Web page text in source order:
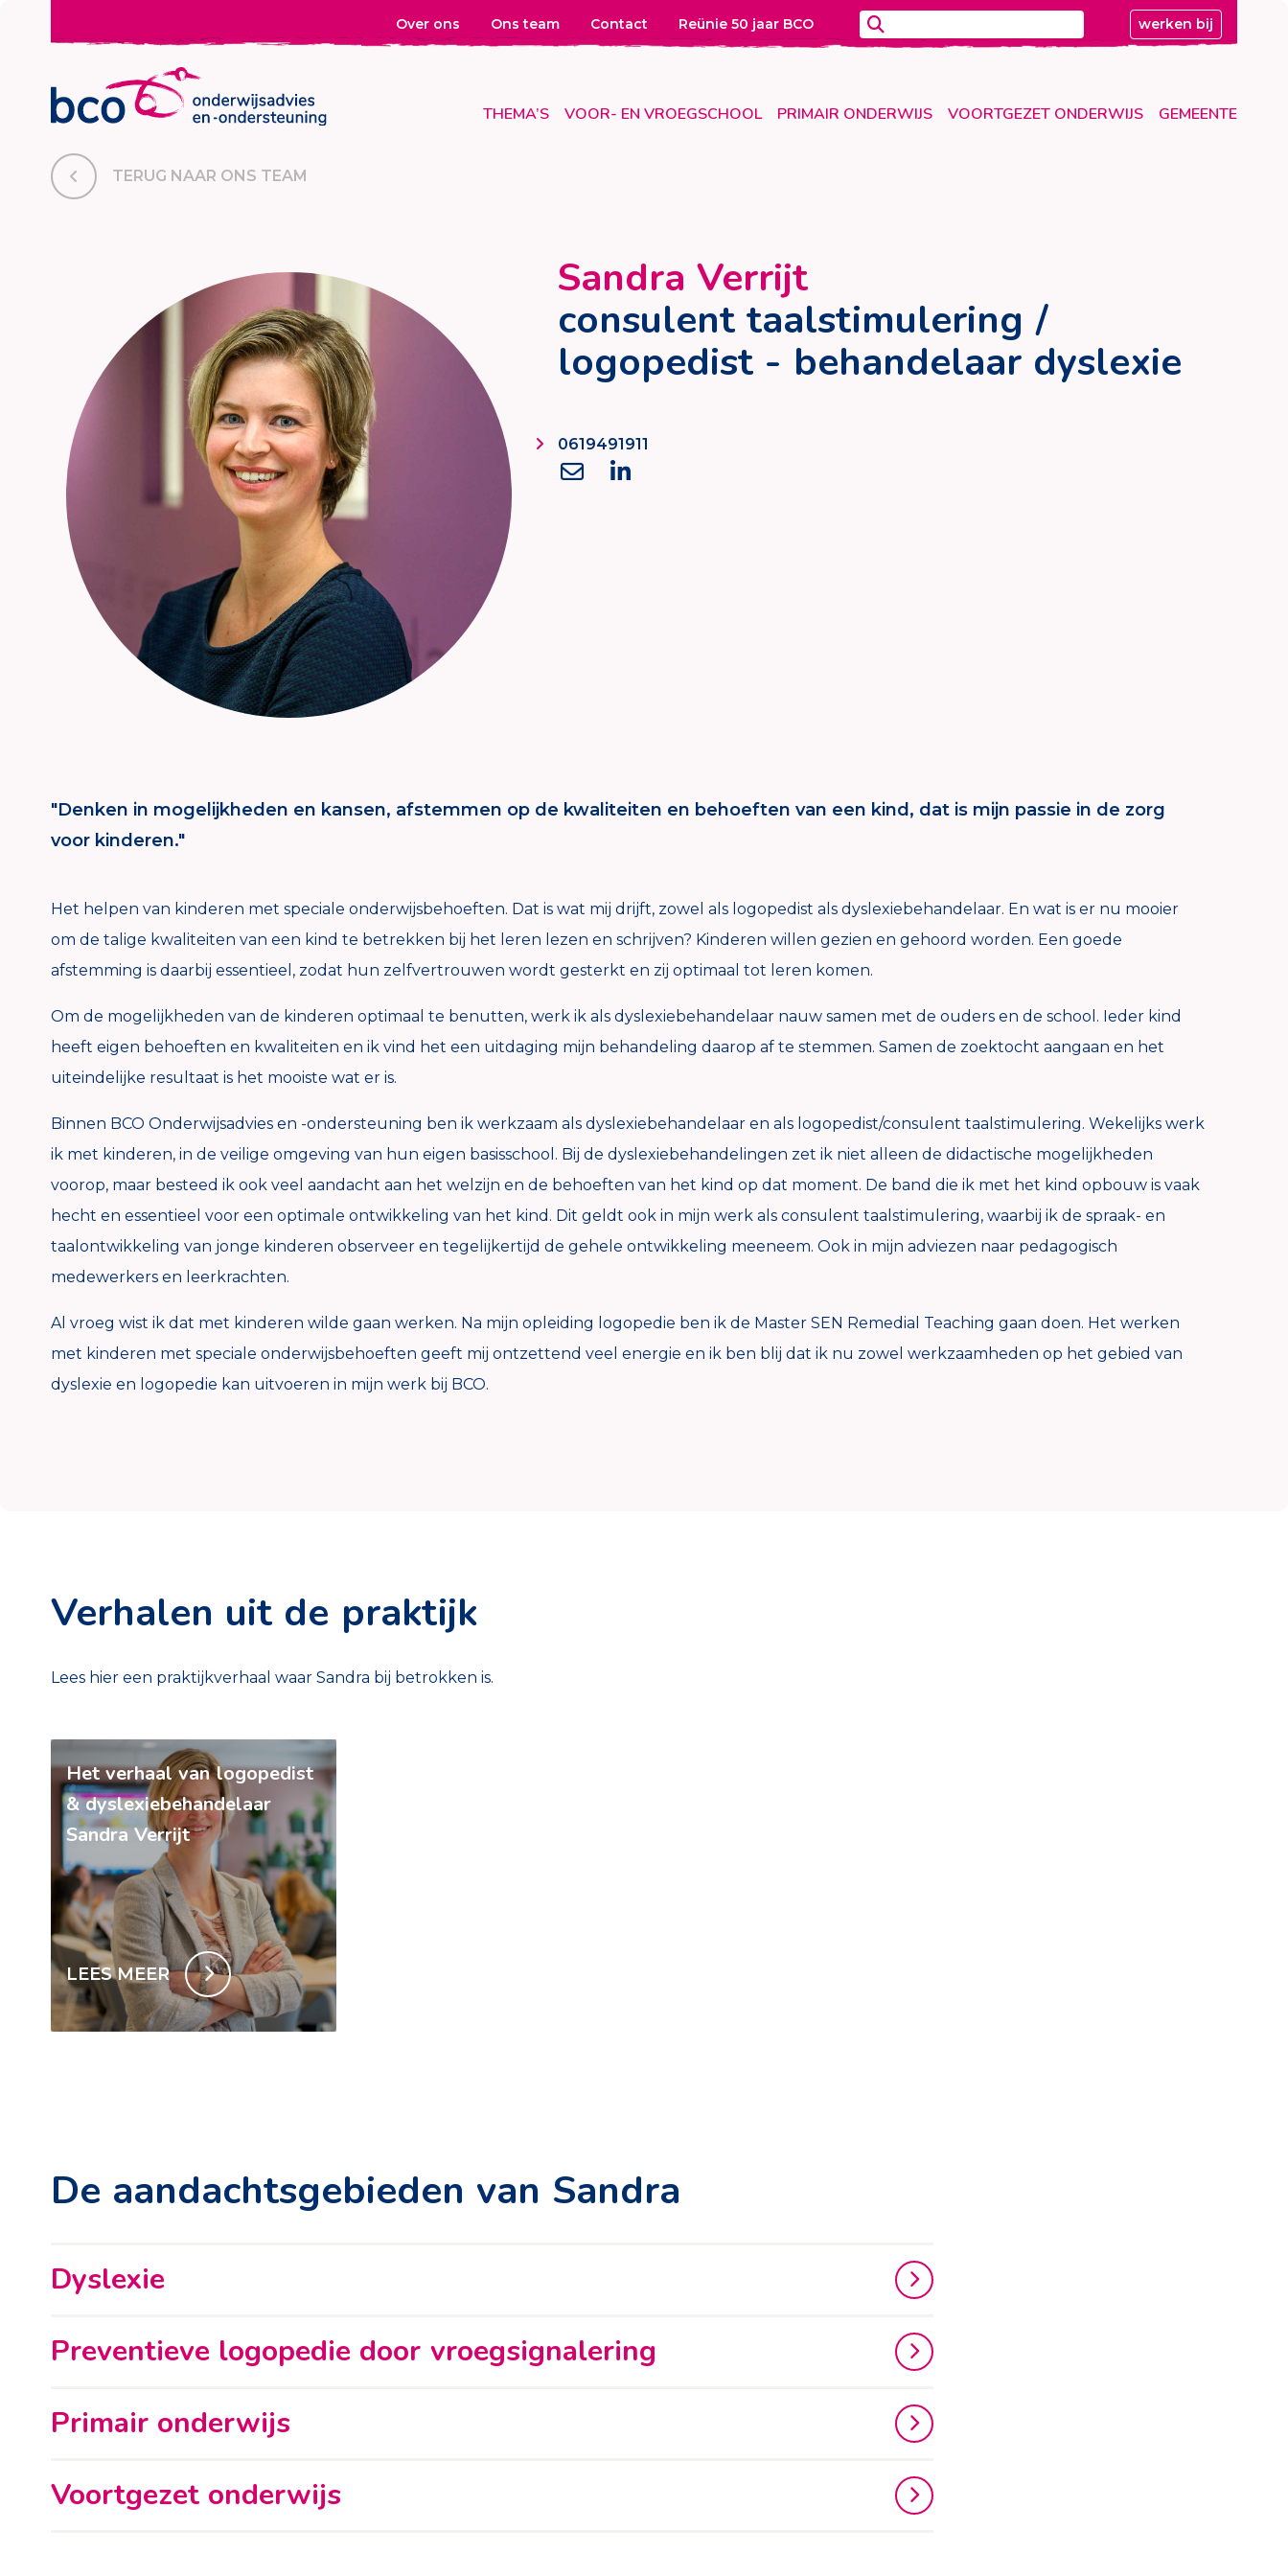
THEMA’S VOOR- EN VROEGSCHOOL PRIMAIR ONDERWIJS VOORTGEZET ONDERWIJS GEMEENTE
Over ons Ons team Contact Reünie 50 jaar BCO werken bij
TERUG NAAR ONS TEAM
Sandra Verrijt
consulent taalstimulering /
logopedist - behandelaar dyslexie
0619491911
"Denken in mogelijkheden en kansen, afstemmen op de kwaliteiten en behoeften van een kind, dat is mijn passie in de zorg
voor kinderen."
Het helpen van kinderen met speciale onderwijsbehoeften. Dat is wat mij drijft, zowel als logopedist als dyslexiebehandelaar. En wat is er nu mooier
om de talige kwaliteiten van een kind te betrekken bij het leren lezen en schrijven? Kinderen willen gezien en gehoord worden. Een goede
afstemming is daarbij essentieel, zodat hun zelfvertrouwen wordt gesterkt en zij optimaal tot leren komen.
Om de mogelijkheden van de kinderen optimaal te benutten, werk ik als dyslexiebehandelaar nauw samen met de ouders en de school. Ieder kind
heeft eigen behoeften en kwaliteiten en ik vind het een uitdaging mijn behandeling daarop af te stemmen. Samen de zoektocht aangaan en het
uiteindelijke resultaat is het mooiste wat er is.
Binnen BCO Onderwijsadvies en -ondersteuning ben ik werkzaam als dyslexiebehandelaar en als logopedist/consulent taalstimulering. Wekelijks werk
ik met kinderen, in de veilige omgeving van hun eigen basisschool. Bij de dyslexiebehandelingen zet ik niet alleen de didactische mogelijkheden
voorop, maar besteed ik ook veel aandacht aan het welzijn en de behoeften van het kind op dat moment. De band die ik met het kind opbouw is vaak
hecht en essentieel voor een optimale ontwikkeling van het kind. Dit geldt ook in mijn werk als consulent taalstimulering, waarbij ik de spraak- en
taalontwikkeling van jonge kinderen observeer en tegelijkertijd de gehele ontwikkeling meeneem. Ook in mijn adviezen naar pedagogisch
medewerkers en leerkrachten.
Al vroeg wist ik dat met kinderen wilde gaan werken. Na mijn opleiding logopedie ben ik de Master SEN Remedial Teaching gaan doen. Het werken
met kinderen met speciale onderwijsbehoeften geeft mij ontzettend veel energie en ik ben blij dat ik nu zowel werkzaamheden op het gebied van
dyslexie en logopedie kan uitvoeren in mijn werk bij BCO.
Verhalen uit de praktijk
Lees hier een praktijkverhaal waar Sandra bij betrokken is.
Het verhaal van logopedist
& dyslexiebehandelaar
Sandra Verrijt
LEES MEER
De aandachtsgebieden van Sandra
Dyslexie
Preventieve logopedie door vroegsignalering
Primair onderwijs
Voortgezet onderwijs